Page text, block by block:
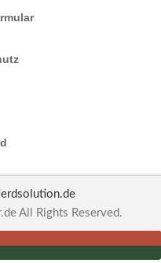
All Rights Reserved.